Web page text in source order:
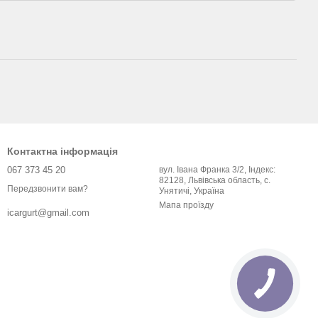
Контактна інформація
067 373 45 20
Передзвонити вам?
icargurt@gmail.com
вул. Івана Франка 3/2, Індекс:
82128, Львівська область, с.
Унятичі, Україна
Мапа проїзду